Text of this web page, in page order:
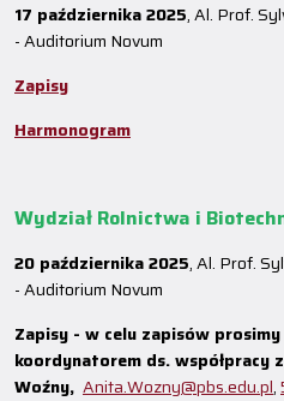
17 października 2025, Al. Prof.
- Auditorium Novum
Zapisy
Harmonogram
Wydział Rolnictwa i
20 października 2025, Al. Prof.
- Auditorium Novum
Zapisy - w celu zapisów
koordynatorem ds. współpracy
Woźny, Anita.Wozny@pbs.edu.pl,